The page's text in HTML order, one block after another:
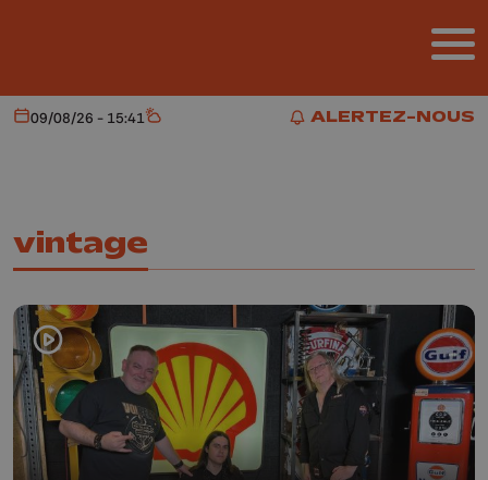
ALERTEZ-NOUS
ALERTEZ-NOUS
Aujourd'hui
09/08/26 - 15:41 Météo
vintage